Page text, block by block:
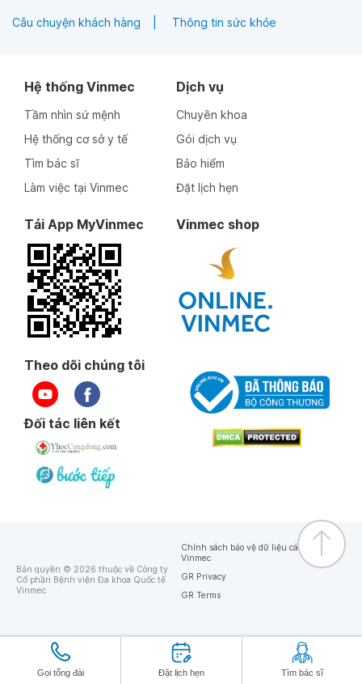
Câu chuyện khách hàng Thông tin sức khỏe
Gọi tổng đài Đặt lịch hẹn Tìm bác sĩ
Hệ thống Vinmec
Tầm nhìn sứ mệnh
Hệ thống cơ sở y tế
Tìm bác sĩ
Làm việc tại Vinmec
Dịch vụ
Chuyên khoa
Gói dịch vụ
Bảo hiểm
Đặt lịch hẹn
Tải App MyVinmec Vinmec shop
Theo dõi chúng tôi
Đối tác liên kết
Bản quyền © 2026 thuộc về Công ty
Cổ phần Bệnh viện Đa khoa Quốc tế
Vinmec
Chính sách bảo vệ dữ liệu cá nhân của
Vinmec
GR Privacy
GR Terms